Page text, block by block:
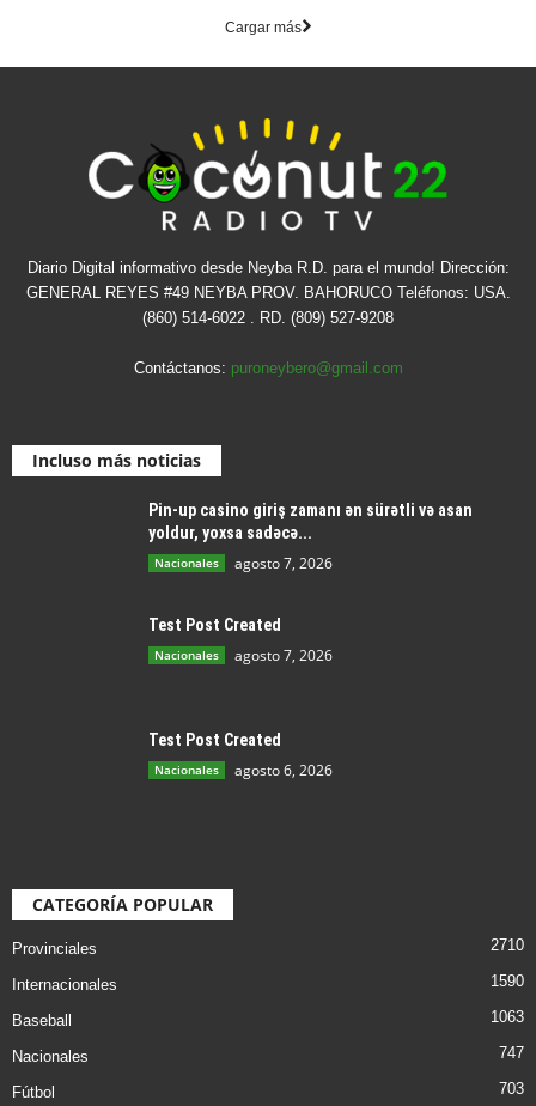
Cargar más
Diario Digital informativo desde Neyba R.D. para el mundo! Dirección:
GENERAL REYES #49 NEYBA PROV. BAHORUCO Teléfonos: USA.
(860) 514-6022 . RD. (809) 527-9208
Contáctanos: puroneybero@gmail.com
Incluso más noticias
Pin-up casino giriş zamanı ən sürətli və asan
yoldur, yoxsa sadəcə...
Nacionales agosto 7, 2026
Test Post Created
Nacionales agosto 7, 2026
Test Post Created
Nacionales agosto 6, 2026
CATEGORÍA POPULAR
Provinciales 2710
Internacionales 1590
Baseball 1063
Nacionales 747
Fútbol 703